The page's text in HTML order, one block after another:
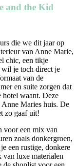
and the Kid
die we dit jaar op
van Anne Marie,
chic, een tikje
je toch direct je
van de
en suite zorgen dat
hotel waant. Deze
Maries huis. De
zo gaaf uit!
voor een mix van
zoals donkergroen,
een rustige, donkere
luxe materialen